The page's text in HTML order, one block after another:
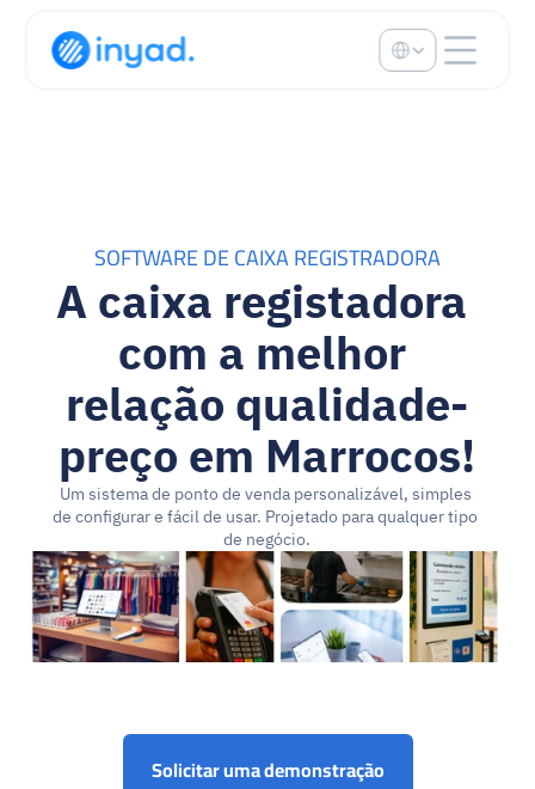
SOFTWARE DE CAIXA REGISTRADORA
A caixa registadora
com a melhor
relação qualidade-
preço em Marrocos!
Um sistema de ponto de venda personalizável, simples
de configurar e fácil de usar. Projetado para qualquer tipo
de negócio.
Solicitar uma demonstração
Select Language